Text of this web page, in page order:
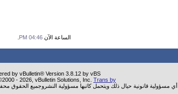
الساعة الآن 04:46 PM
by vBulletin® Version 3.8.12 by vBS
- 2026, vBulletin Solutions, Inc. Trans by
أي مسؤولية قانونية حيال ذلك ويتحمل كاتبها مسؤولية النشروجميع